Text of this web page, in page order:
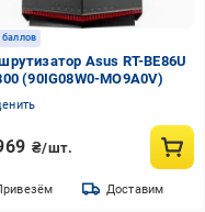
баллов
Asus RT-BE86U
(90IG08W0-MO9A0V)
₴/шт.
Доставим